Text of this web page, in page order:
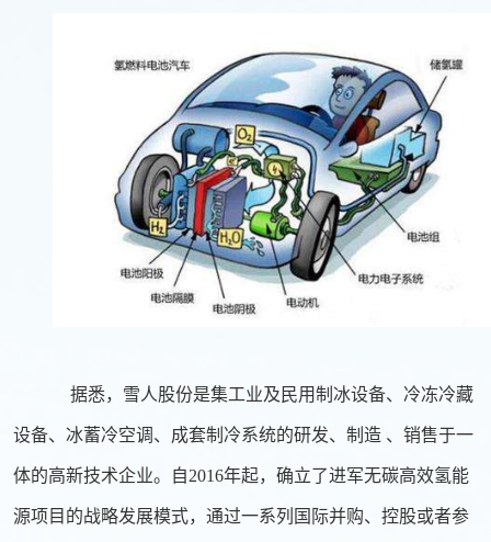
据悉，雪人股份是集工业及民用制冰设备、冷冻冷藏
设备、冰蓄冷空调、成套制冷系统的研发、制造 、销售于一
体的高新技术企业。自2016年起，确立了进军无碳高效氢能
源项目的战略发展模式，通过一系列国际并购、控股或者参